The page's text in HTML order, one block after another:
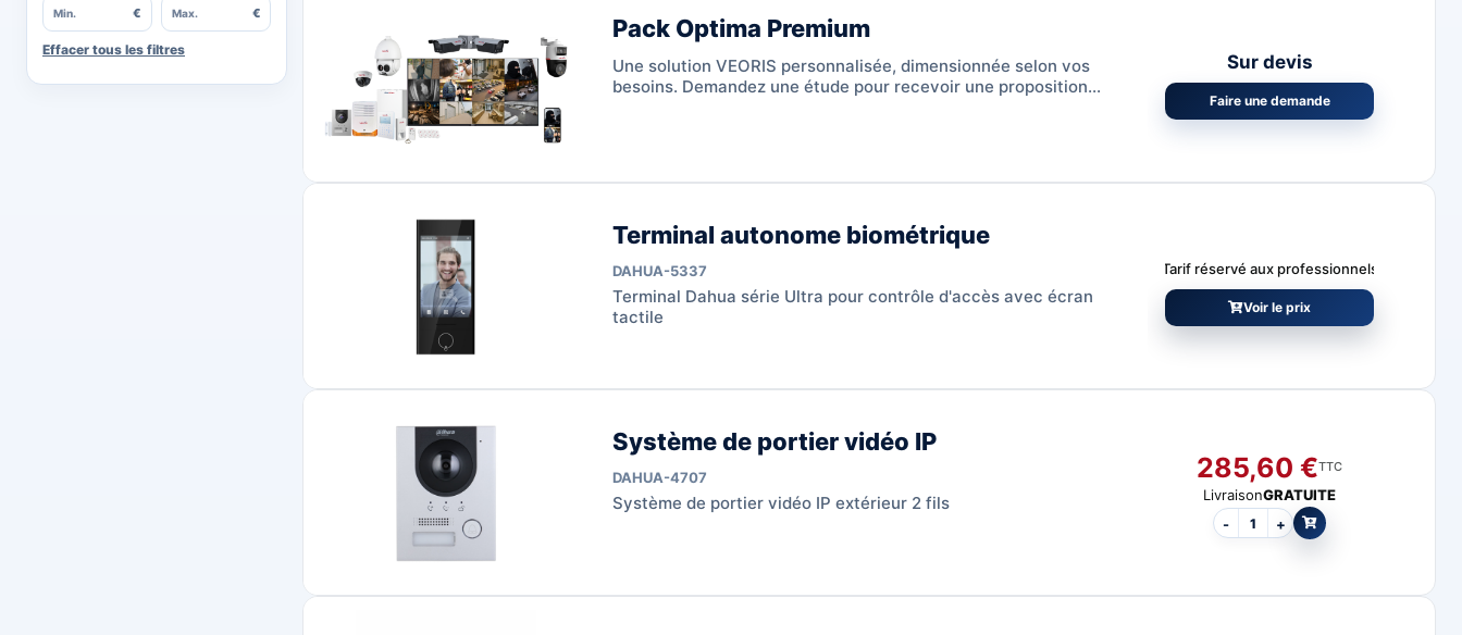
Min. € Max. €
Effacer tous les filtres
Pack Optima Premium
Une solution VEORIS personnalisée, dimensionnée selon vos
besoins. Demandez une étude pour recevoir une proposition
Sur devis
Faire une demande
Terminal autonome biométrique
DAHUA-5337
Terminal Dahua série Ultra pour contrôle d'accès avec écran
tactile
Tarif réservé aux professionnels
Voir le prix
Système de portier vidéo IP
DAHUA-4707
Système de portier vidéo IP extérieur 2 fils
285,60 €TTC
LivraisonGRATUITE
-
+